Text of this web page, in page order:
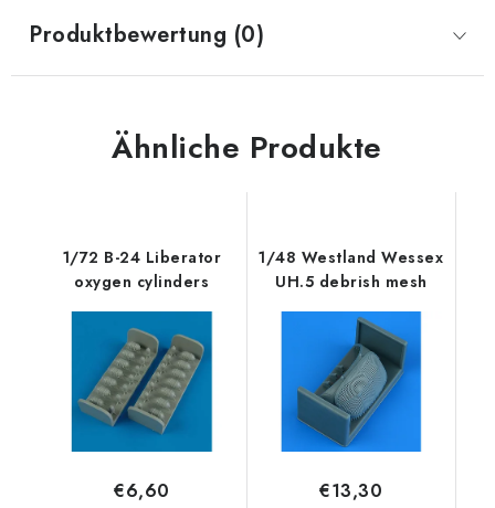
Produktbewertung (0)
Ähnliche Produkte
1/72 B-24 Liberator
oxygen cylinders
€6,60
1/48 Westland Wessex
UH.5 debrish mesh
€13,30